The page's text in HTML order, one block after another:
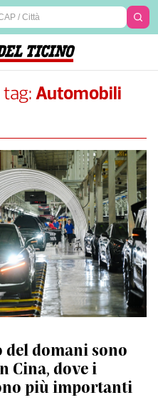
Automobili
del domani sono
Cina, dove i
più importanti